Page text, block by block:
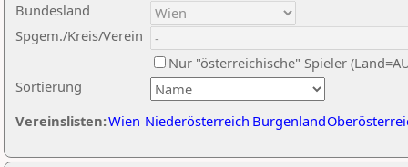
Sortierung
Bundesland
Spgem./Kreis/Verein
Nur "österreichische" Spieler
Vereinslisten:Wien Niederösterreich Burgenland